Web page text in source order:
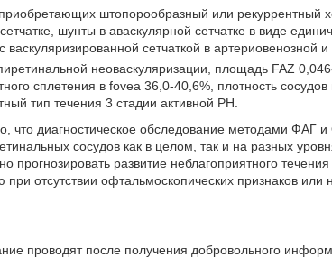
штопорообразный или рекуррентный
шунты в аваскулярной сетчатке в виде
сетчаткой в артериовенозной
неоваскуляризации, площадь FAZ
сплетения в fovea 36,0-40,6%, плотность сосудов
тип течения 3 стадии активной РН.
что диагностическое обследование методами ФАГ
сосудов как в целом, так и на разных
прогнозировать развитие неблагоприятного
отсутствии офтальмоскопических признаков или
проводят после получения добровольного